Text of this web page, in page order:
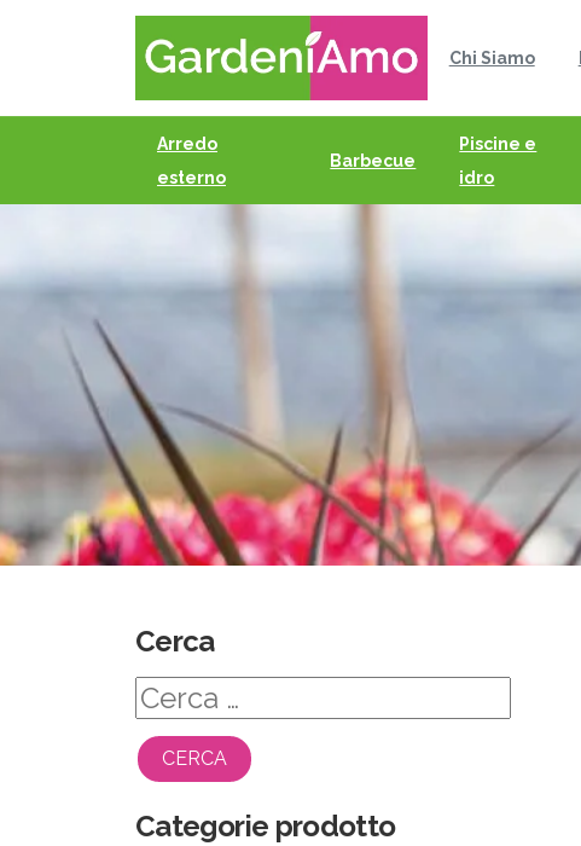
Chi Siamo
Arredo
esterno
Barbecue
Piscine e
idro
Cerca
Ricerca
per:
Categorie prodotto